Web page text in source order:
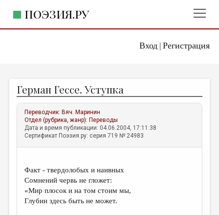
Вход| Регистрация
ПОЭЗИЯ.РУ
ЖАНРЫ
АВТОРЫ
КОММЕНТАРИИ
ЛИТСАЛОН
ПРАВИЛА САЙТА
ОТДЕЛЫ И РУБРИКИ
Герман Гессе. Уступка
Переводчик: Вяч. Маринин
Отдел (рубрика, жанр): Переводы
Дата и время публикации: 04.06.2004, 17:11:38
Сертификат Поэзия.ру: серия 719 № 24983
Факт - твердолобых и наивных
Сомнений червь не гложет:
«Мир плосок и на том стоим мы,
Глубин здесь быть не может.